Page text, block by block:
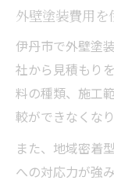
外壁塗装費用
伊丹市で外壁塗
社から見積もり
料の種類、施工
較ができなくなり
また、地域密着
への対応力が強